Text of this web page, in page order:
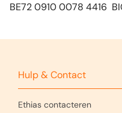
BE72 0910 0078 4416
Hulp & Contact
Ethias contacteren